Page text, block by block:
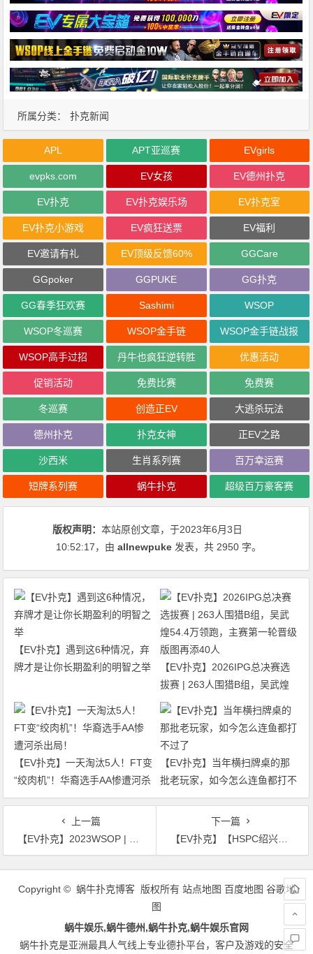
所属分类： 扑克新闻
APL APT亚巡赛 EVgirls
evpks.com EV女孩 EV德州扑克
EV扑克 EV扑克娱乐场 EV扑克室
EV扑克小游戏 EV疯狂送票 EV福利
EV邀请有礼 EV顶级反馈60% GGCare
GGpoker GGPUKE GG扑克
GG春季狂欢赛 Sashimi WSOP
WSOP冬巡赛 WSOP金手链 WSOP金手链战报
WSOP高手过招 丹牛也疯狂逆转胜 优惠活动
促销活动 免费比赛 免费赛
冬巡赛 创造正EV 大逃杀玩法
德州扑克 扑克女神 正EV之路
沙西米 生肖系列赛 百万幸运赛
短牌系列赛 蜗牛扑克 超级百万豪客赛
版权声明：本站原创文章，于2023年6月3日
10:52:17，由allnewpuke 发表，共 2950 字。
【EV扑克】遇到这6种情况，弃
牌才是让你长期盈利的明智之举
【EV扑克】2026IPG总决赛选
拔赛 | 263人围猎B组，吴武煌
54.4万领跑，主赛第一轮晋级版
【EV扑克】一天淘汰5人！FT变
“绞肉机”！华裔选手AA惨遭河杀
出局！
【EV扑克】当年横扫牌桌的那
批老玩家，如今怎么连鱼都打不
过了
上一篇
【EV扑克】2023WSOP | 中国玩家Ren Lin获六人桌豪客赛第五名，瑞士玩家夺冠
下一篇
【EV扑克】【HSPC绍兴】泡沫破裂！邬庆军遗憾成81人奖励圈泡沫，金旭东夺取126.7万记分携手50位选手晋级下一轮！八月份相约成都！
文
Copyright © 蜗牛扑克博客 版权所有 站点地图 百度地图 谷歌地
图
蜗牛娱乐,蜗牛德州,蜗牛扑克,蜗牛娱乐官网
蜗牛扑克是亚洲最具人气线上专业德扑平台，客户及游戏的安全